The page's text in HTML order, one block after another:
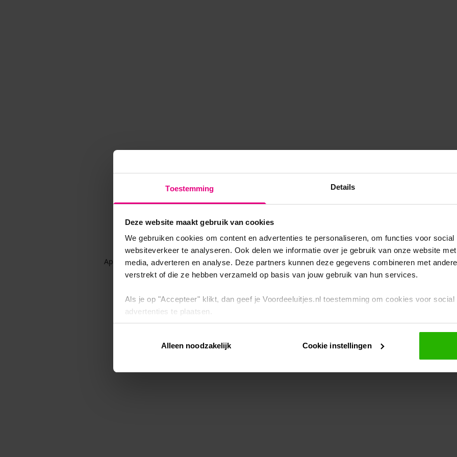
Toestemming Details
Deze website maakt gebruik van cookies
We gebruiken cookies om content en advertenties te personaliseren, om functies voor
websiteverkeer te analyseren. Ook delen we informatie over je gebruik van onze website
media, adverteren en analyse. Deze partners kunnen deze gegevens combineren met
verstrekt of die ze hebben verzameld op basis van jouw gebruik van hun services.
Als je op "Accepteer" klikt, dan geef je Voordeeluitjes.nl toestemming om cookies voor
advertenties te plaatsen.
Via "Cookie instellingen" kun je ook zelf instellen welke cookies worden geplaatst. Je kunt je
intrekken op onscookiebeleid.
Alleen noodzakelijk Cookie instellingen
Application error: a client-side exception has occurred while loadingwww.voordeeluitjes.nl (see the